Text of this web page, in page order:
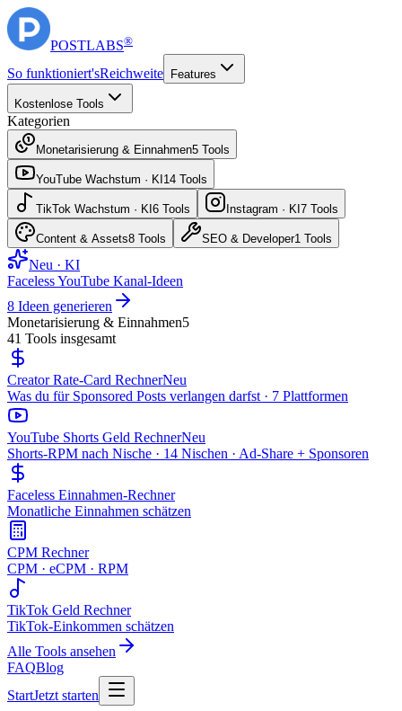
POSTLABS®
So funktioniert'sReichweite Features
Kostenlose Tools
Kategorien
Monetarisierung & Einnahmen5 Tools
YouTube Wachstum · KI 14 Tools
TikTok Wachstum · KI 6 Tools Instagram · KI 7 Tools
Content & Assets8 Tools SEO & Developer1 Tools
Neu · KI
Faceless YouTube Kanal-Ideen
8 Ideen generieren
Monetarisierung & Einnahmen5
41 Tools insgesamt
Creator Rate-Card RechnerNeu
Was du für Sponsored Posts verlangen darfst · 7 Plattformen
YouTube Shorts Geld RechnerNeu
Shorts-RPM nach Nische · 14 Nischen · Ad-Share + Sponsoren
Faceless Einnahmen-Rechner
Monatliche Einnahmen schätzen
CPM Rechner
CPM · eCPM · RPM
TikTok Geld Rechner
TikTok-Einkommen schätzen
Alle Tools ansehen
FAQBlog
StartJetzt starten